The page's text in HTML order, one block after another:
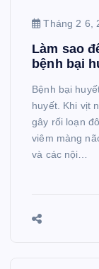
Tháng 2 6,
Làm sao
bệnh bại
Bệnh bại
huyết. Khi vịt
gây rối loạn
viêm màng
và các nội…